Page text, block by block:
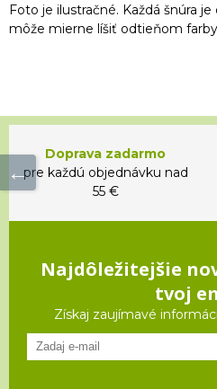
Foto je ilustračné. Každá šnúra
môže mierne líšiť odtieňom
Doprava zadarmo
pre každú objednávku nad
55 €
Najdôležitejšie
tvoj
Získaj zaujímavé